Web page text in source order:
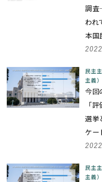
調
われ
本国
民主
主義
今回
「
選挙
ケー
民主
主義